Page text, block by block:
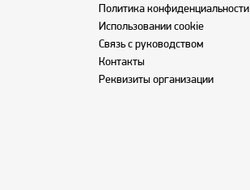
Политика конфиденциальности
Использовании cookie
Связь с руководством
Контакты
Реквизиты организации